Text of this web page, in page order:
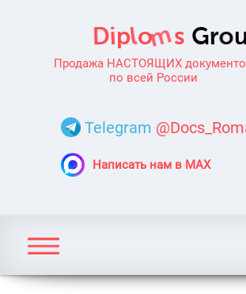
Продажа НАСТОЯЩИХ
по всей России
Telegram
Написать нам в MAX